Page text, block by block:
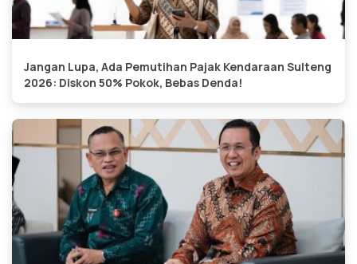
Jangan Lupa, Ada Pemutihan Pajak Kendaraan Sulteng
2026: Diskon 50% Pokok, Bebas Denda!